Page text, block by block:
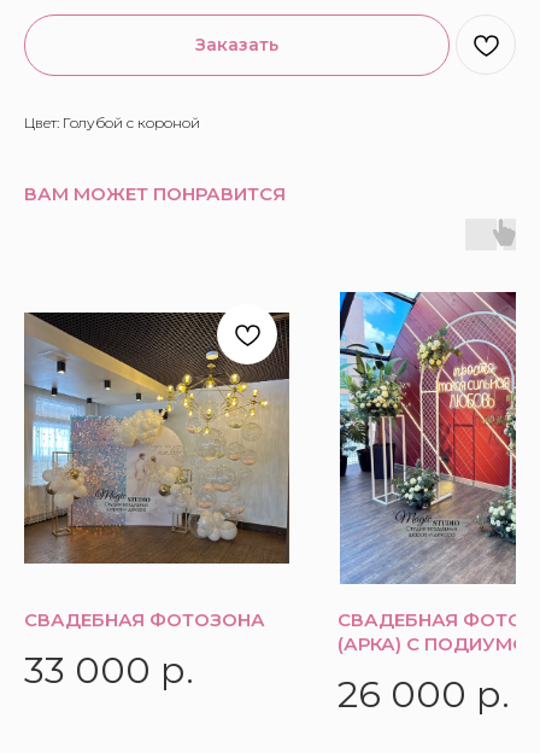
Заказать
Цвет: Голубой с короной
ВАМ МОЖЕТ ПОНРАВИТСЯ
СВАДЕБНАЯ ФОТОЗОНА
33 000 р.
СВАДЕБНАЯ
(АРКА) С
26 000 р.